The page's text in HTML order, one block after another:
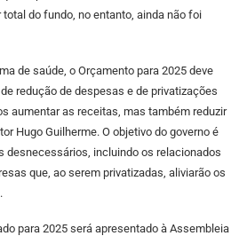
do fundo, no entanto, ainda não foi
de saúde, o Orçamento para 2025 deve
redução de despesas e de privatizações
aumentar as receitas, mas também reduzir
Hugo Guilherme. O objetivo do governo é
desnecessários, incluindo os relacionados
que, ao serem privatizadas, aliviarão os
para 2025 será apresentado à Assembleia